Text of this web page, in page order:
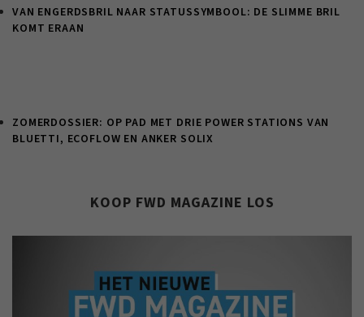
VAN ENGERDSBRIL NAAR STATUSSYMBOOL: DE SLIMME BRIL
KOMT ERAAN
ZOMERDOSSIER: OP PAD MET DRIE POWER STATIONS VAN
BLUETTI, ECOFLOW EN ANKER SOLIX
KOOP FWD MAGAZINE LOS